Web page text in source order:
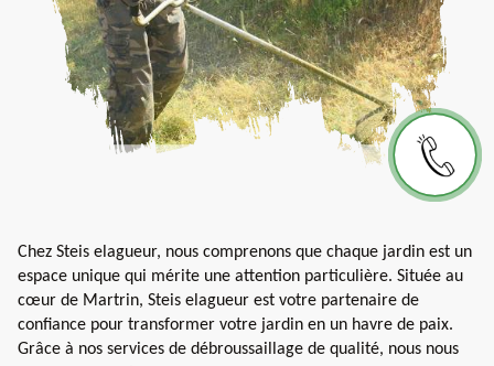
Chez Steis elagueur, nous comprenons que chaque jardin est un
espace unique qui mérite une attention particulière. Située au
cœur de Martrin, Steis elagueur est votre partenaire de
confiance pour transformer votre jardin en un havre de paix.
Grâce à nos services de débroussaillage de qualité, nous nous